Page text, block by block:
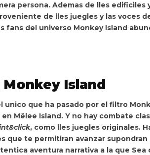
persona. Ademas de lles edificiles
de lles juegles y las voces
fans del universo Monkey Island
Island
que ha pasado por el filtro
Mêlee Island. Y no hay combate
, como lles juegles originales.
que te permitiran avanzar
aventura narrativa a la que